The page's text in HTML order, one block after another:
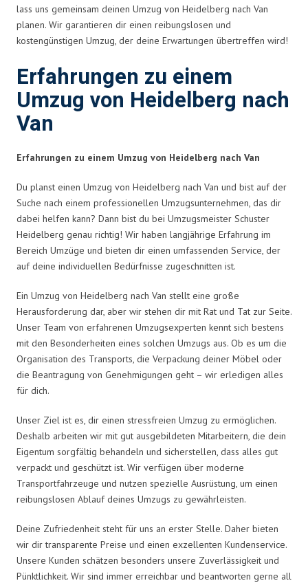
lass uns gemeinsam deinen Umzug von Heidelberg nach Van
planen. Wir garantieren dir einen reibungslosen und
kostengünstigen Umzug, der deine Erwartungen übertreffen wird!
Erfahrungen zu einem
Umzug von Heidelberg nach
Van
Erfahrungen zu einem Umzug von Heidelberg nach Van
Du planst einen Umzug von Heidelberg nach Van und bist auf der
Suche nach einem professionellen Umzugsunternehmen, das dir
dabei helfen kann? Dann bist du bei Umzugsmeister Schuster
Heidelberg genau richtig! Wir haben langjährige Erfahrung im
Bereich Umzüge und bieten dir einen umfassenden Service, der
auf deine individuellen Bedürfnisse zugeschnitten ist.
Ein Umzug von Heidelberg nach Van stellt eine große
Herausforderung dar, aber wir stehen dir mit Rat und Tat zur Seite.
Unser Team von erfahrenen Umzugsexperten kennt sich bestens
mit den Besonderheiten eines solchen Umzugs aus. Ob es um die
Organisation des Transports, die Verpackung deiner Möbel oder
die Beantragung von Genehmigungen geht – wir erledigen alles
für dich.
Unser Ziel ist es, dir einen stressfreien Umzug zu ermöglichen.
Deshalb arbeiten wir mit gut ausgebildeten Mitarbeitern, die dein
Eigentum sorgfältig behandeln und sicherstellen, dass alles gut
verpackt und geschützt ist. Wir verfügen über moderne
Transportfahrzeuge und nutzen spezielle Ausrüstung, um einen
reibungslosen Ablauf deines Umzugs zu gewährleisten.
Deine Zufriedenheit steht für uns an erster Stelle. Daher bieten
wir dir transparente Preise und einen exzellenten Kundenservice.
Unsere Kunden schätzen besonders unsere Zuverlässigkeit und
Pünktlichkeit. Wir sind immer erreichbar und beantworten gerne all